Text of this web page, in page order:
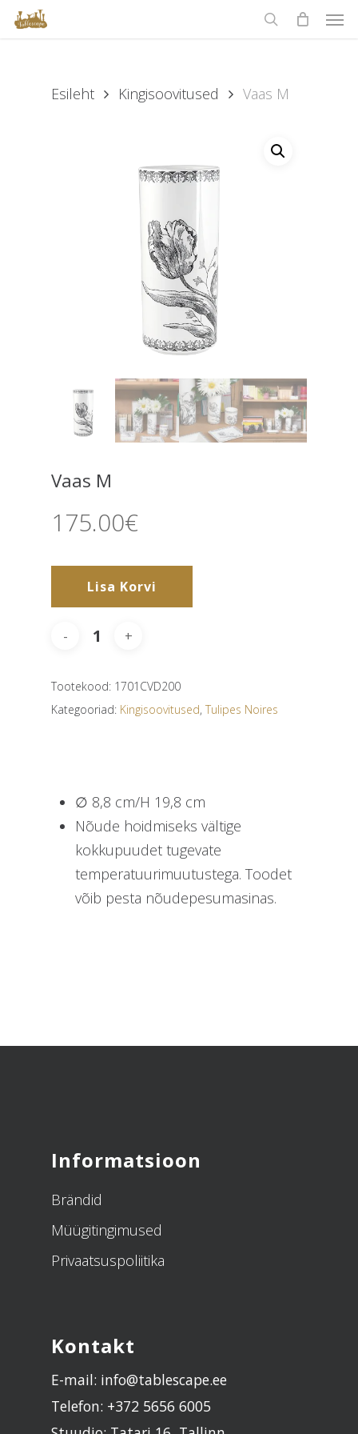
Skip
Esileht Kingisoovitused Vaas M
Vaas M
175.00€
Lisa Korvi
Tootekood: 1701CVD200
Kategooriad: Kingisoovitused, Tulipes Noires
∅ 8,8 cm/H 19,8 cm
Nõude hoidmiseks vältige
kokkupuudet tugevate
temperatuurimuutustega. Toodet
võib pesta nõudepesumasinas.
Informatsioon
Brändid
Müügitingimused
Privaatsuspoliitika
Kontakt
E-mail: info@tablescape.ee
Telefon: +372 5656 6005